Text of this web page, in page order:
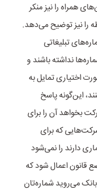
همراه را نیز منکر
را نیز توضیح می‌دهد.
تبلیغاتی
نداشته باشند و
اختیاری تمایل به
این‌گونه پاسخ
بخواهد آن را برای
که برای
دارند را نمی‌شود
قانون اعمال شود که
می‌روید شماره‌تان